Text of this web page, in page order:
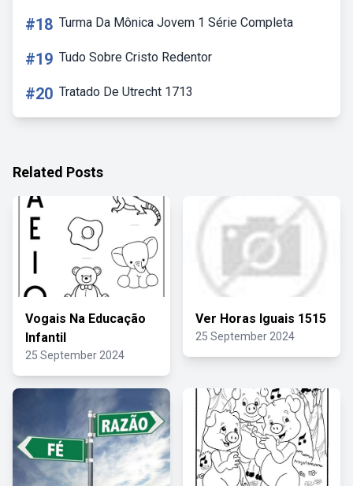
#18 Turma Da Mônica Jovem 1 Série Completa
#19 Tudo Sobre Cristo Redentor
#20 Tratado De Utrecht 1713
Related Posts
Vogais Na Educação
Infantil
25 September 2024
Ver Horas Iguais 1515
25 September 2024